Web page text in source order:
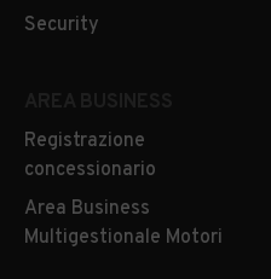
Security
Registrazione
concessionario
Area Business
Multigestionale Motori